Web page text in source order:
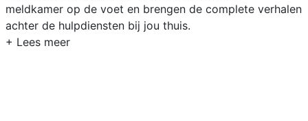
meldkamer op de voet en brengen de complete verhalen
achter de hulpdiensten bij jou thuis.